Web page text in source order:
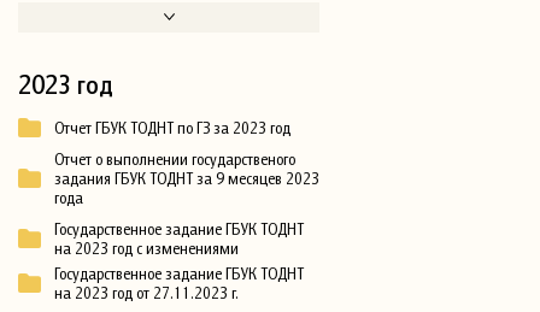
2023 год
Отчет ГБУК ТОДНТ по ГЗ за 2023 год
Отчет о выполнении государственого
задания ГБУК ТОДНТ за 9 месяцев 2023
года
Государственное задание ГБУК ТОДНТ
на 2023 год с изменениями
Государственное задание ГБУК ТОДНТ
на 2023 год от 27.11.2023 г.